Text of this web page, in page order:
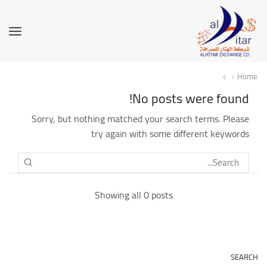
Home
No posts were found!
Sorry, but nothing matched your search terms. Please
try again with some different keywords
SEARCH
Showing all 0 posts
SEARCH